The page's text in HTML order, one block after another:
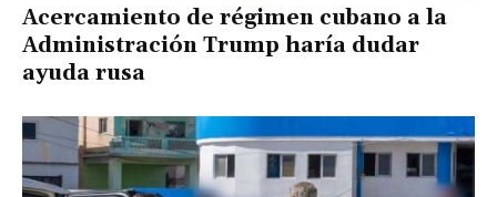
Acercamiento de régimen cubano a la
Administración Trump haría dudar
ayuda rusa